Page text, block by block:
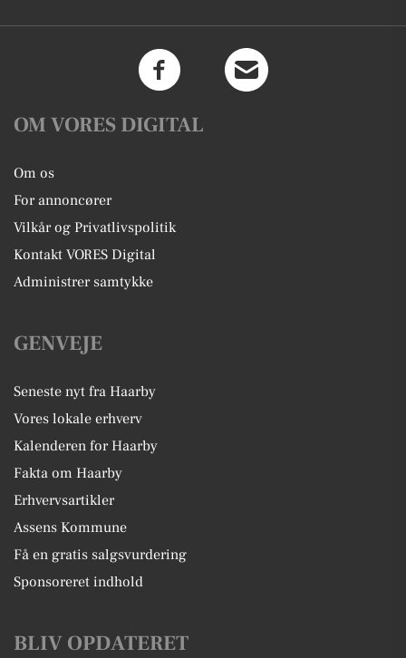
OM VORES DIGITAL
Om os
For annoncører
Vilkår og Privatlivspolitik
Kontakt VORES Digital
Administrer samtykke
GENVEJE
Seneste nyt fra Haarby
Vores lokale erhverv
Kalenderen for Haarby
Fakta om Haarby
Erhvervsartikler
Assens Kommune
Få en gratis salgsvurdering
Sponsoreret indhold
BLIV OPDATERET